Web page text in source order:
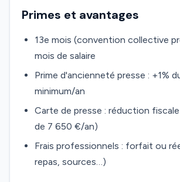
Primes et avantages
13e mois (convention collective
mois de salaire
Prime d'ancienneté presse : +1%
minimum/an
Carte de presse : réduction
de 7 650 €/an)
Frais professionnels : forfait ou
repas, sources…)